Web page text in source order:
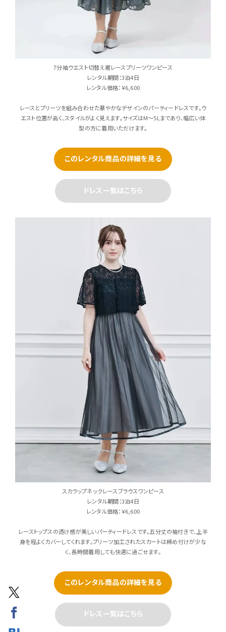
7分袖ウエスト切替え裾レースプリーツワンピース
レンタル期間：3泊4日
レンタル価格：￥6,600
レースとプリーツを組み合わせた華やかなデザインのパーティードレスです。ウ
エスト位置が高く、スタイルがよく見えます。サイズはM〜5Lまであり、幅広い体
型の方に着用いただけます。
このレンタル商品の詳細を見る
ドレス一覧はこちら
スカラップネックレースブラウスワンピース
レンタル期間：3泊4日
レンタル価格：￥6,600
レーストップスの透け感が美しいパーティードレスです。五分丈の袖付きで、上半
身を程よくカバーしてくれます。プリーツ加工されたスカートは締め付けが少な
く、長時間着用しても快適に過ごせます。
このレンタル商品の詳細を見る
ドレス一覧はこちら